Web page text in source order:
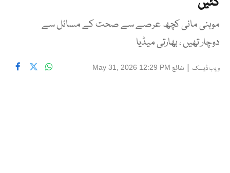
موہنی مانی کچھ عرصے سے صحت کے مسائل سے
دوچار تھیں ، بھارتی میڈیا
ویب ڈیسک | شائع May 31, 2026 12:29 PM